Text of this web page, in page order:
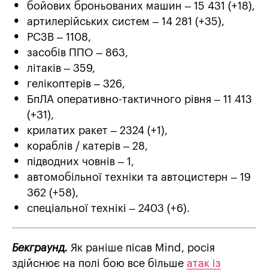
бойових броньованих машин ‒ 15 431 (+18),
артилерійських систем – 14 281 (+35),
РСЗВ – 1108,
засобів ППО ‒ 863,
літаків – 359,
гелікоптерів – 326,
БпЛА оперативно-тактичного рівня – 11 413
(+31),
крилатих ракет ‒ 2324 (+1),
кораблів / катерів ‒ 28,
підводних човнів – 1,
автомобільної техніки та автоцистерн – 19
362 (+58),
спеціальної технікі ‒ 2403 (+6).
Бекграунд. Як раніше пісав Mind, росія
здійснює на полі бою все більше атак із